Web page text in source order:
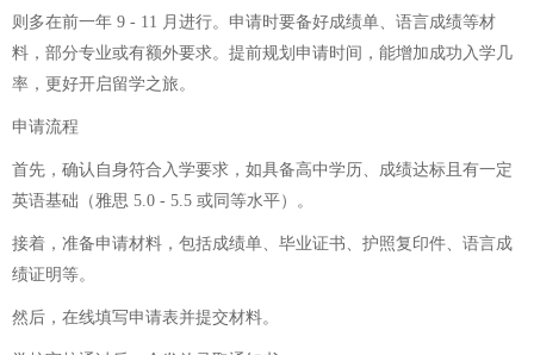
则多在前一年 9 - 11 月进行。申请时要备好成绩单、语言成绩等材
料，部分专业或有额外要求。提前规划申请时间，能增加成功入学几
率，更好开启留学之旅。
申请流程
首先，确认自身符合入学要求，如具备高中学历、成绩达标且有一定
英语基础（雅思 5.0 - 5.5 或同等水平）。
接着，准备申请材料，包括成绩单、毕业证书、护照复印件、语言成
绩证明等。
然后，在线填写申请表并提交材料。